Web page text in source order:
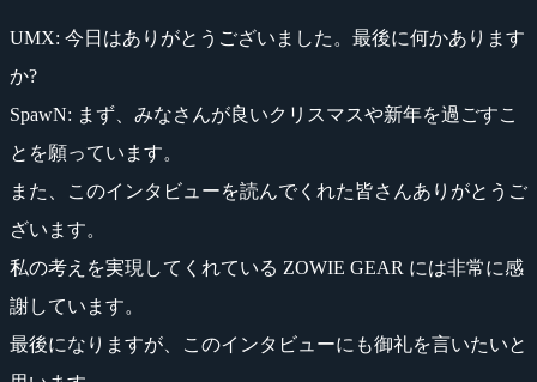
UMX: 今日はありがとうございました。最後に何かあります
か?
SpawN: まず、みなさんが良いクリスマスや新年を過ごすこ
とを願っています。
また、このインタビューを読んでくれた皆さんありがとうご
ざいます。
私の考えを実現してくれている ZOWIE GEAR には非常に感
謝しています。
最後になりますが、このインタビューにも御礼を言いたいと